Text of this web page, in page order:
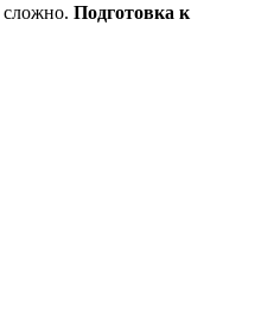
сложно. Подготовка к